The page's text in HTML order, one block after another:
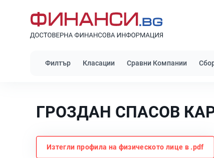
Филтър Класации Сравни Компании
ГРОЗДАН СПАСОВ
Изтегли профила на физическото лице в .pdf